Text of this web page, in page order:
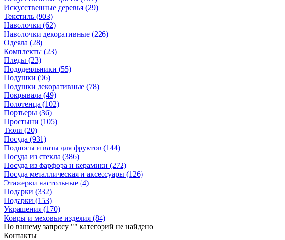
Искусcтвенные деревья (29)
Текстиль (903)
Наволочки (62)
Наволочки декоративные (226)
Одеяла (28)
Комплекты (23)
Пледы (23)
Пододеяльники (55)
Подушки (96)
Подушки декоративные (78)
Покрывала (49)
Полотенца (102)
Портьеры (36)
Простыни (105)
Тюли (20)
Посуда (931)
Подносы и вазы для фруктов (144)
Посуда из стекла (386)
Посуда из фарфора и керамики (272)
Посуда металлическая и аксессуары (126)
Этажерки настольные (4)
Подарки (332)
Подарки (153)
Украшения (170)
Ковры и меховые изделия (84)
По вашему запросу "" категорий не найдено
Контакты